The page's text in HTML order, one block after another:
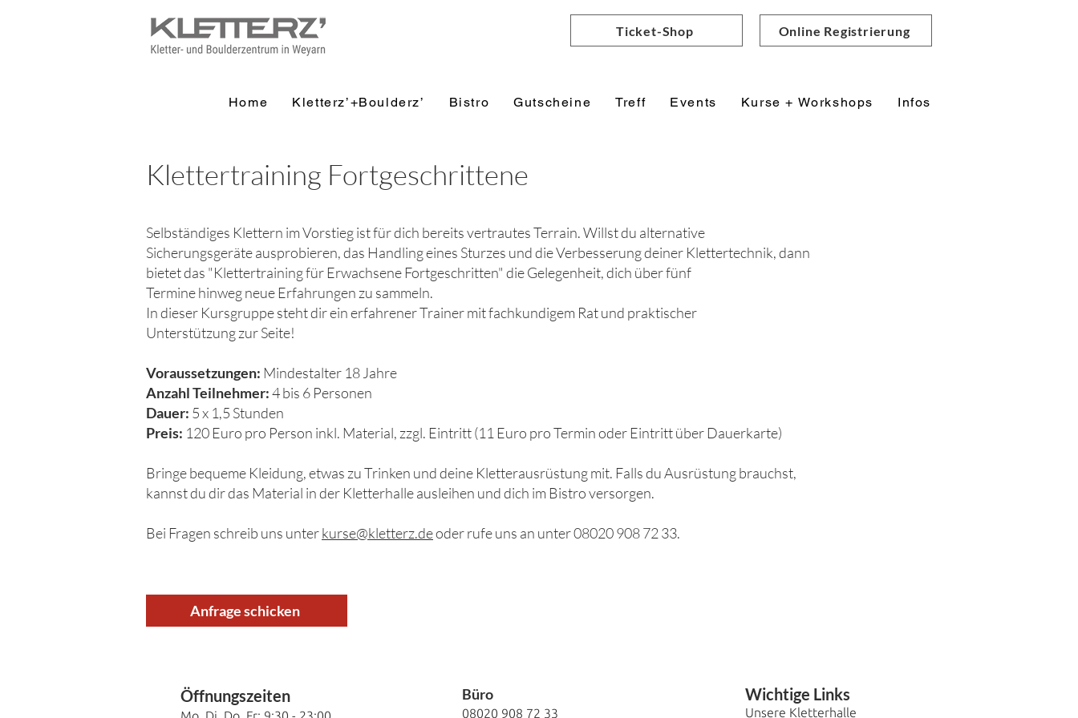
Ticket-Shop Online Registrierung
Home Kletterz’+Boulderz’ Bistro Gutscheine Treff Events Kurse + Workshops Infos
Klettertraining Fortgeschrittene
Selbständiges Klettern im Vorstieg ist für dich bereits vertrautes Terrain. Willst du alternative
Sicherungsgeräte ausprobieren, das Handling eines Sturzes und die Verbesserung deiner Klettertechnik, dann
bietet das "Klettertraining für Erwachsene Fortgeschritten" die Gelegenheit, dich über fünf
Termine hinweg neue Erfahrungen zu sammeln.
In dieser Kursgruppe steht dir ein erfahrener Trainer mit fachkundigem Rat und praktischer
Unterstützung zur Seite!
Voraussetzungen: Mindestalter 18 Jahre
Anzahl Teilnehmer:4 bis 6 Personen
Dauer: 5 x 1,5 Stunden
Preis: 120 Euro pro Person inkl. Material, zzgl. Eintritt (11 Euro pro Termin oder Eintritt über Dauerkarte)
Bringe bequeme Kleidung, etwas zu Trinken und deine Kletterausrüstung mit. Falls du Ausrüstung brauchst,
kannst du dir das Material in der Kletterhalle ausleihen und dich im Bistro versorgen.
Bei Fragen schreib uns unterkurse@kletterz.deoder rufe uns an unter 08020 908 72 33.
Anfrage schicken
Öffnungszeiten ​Büro
08020 908 72 33
Wichtige Links
Unsere Kletterhalle